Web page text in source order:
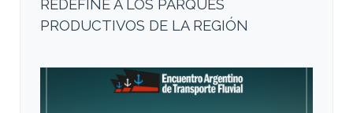
REDEFINE A LOS PARQUES
PRODUCTIVOS DE LA REGIÓN